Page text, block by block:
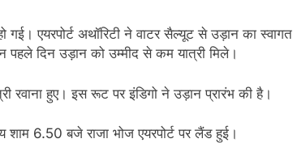
एयरपोर्ट अथॉरिटी ने वाटर सैल्यूट से उड़ान का स्वागत
दिन उड़ान को उम्मीद से कम यात्री मिले।
रवाना हुए। इस रूट पर इंडिगो ने उड़ान प्रारंभ की है।
6.50 बजे राजा भोज एयरपोर्ट पर लैंड हुई।